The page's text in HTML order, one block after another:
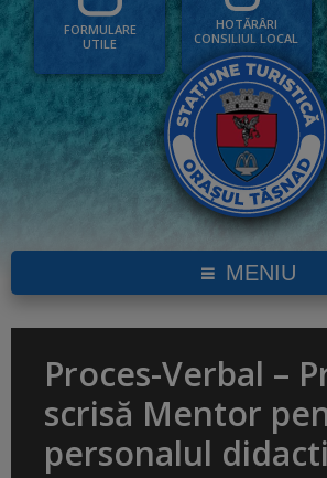
FORMULARE
UTILE
HOTĂRÂRI
CONSILIUL LOCAL
MENIU
Proces-Verbal –
scrisă Mentor
personalul